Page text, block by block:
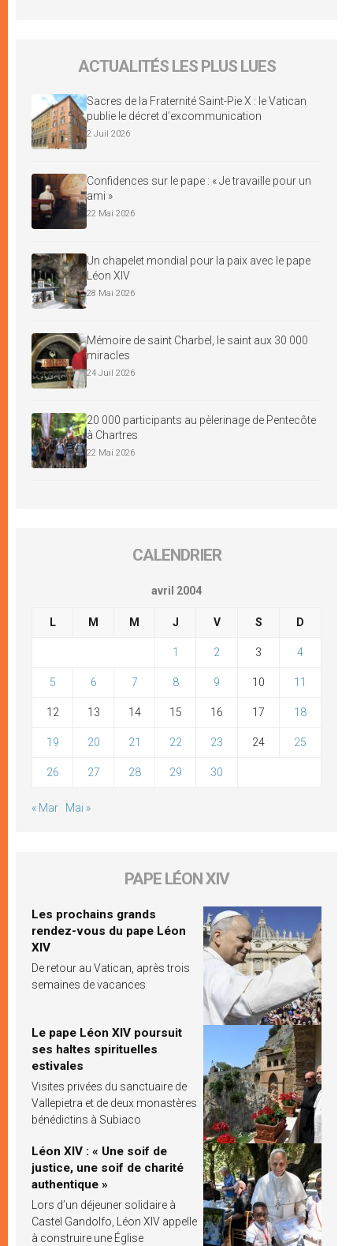
ACTUALITÉS LES PLUS LUES
Sacres de la Fraternité Saint-Pie X : le Vatican
publie le décret d’excommunication
2 Juil 2026
Confidences sur le pape : « Je travaille pour un
ami »
22 Mai 2026
Un chapelet mondial pour la paix avec le pape
Léon XIV
28 Mai 2026
Mémoire de saint Charbel, le saint aux 30 000
miracles
24 Juil 2026
20 000 participants au pèlerinage de Pentecôte
à Chartres
22 Mai 2026
CALENDRIER
avril 2004
L M M J V S D
1 2 3 4
5 6 7 8 9 10 11
12 13 14 15 16 17 18
19 20 21 22 23 24 25
26 27 28 29 30
« Mar Mai »
PAPE LÉON XIV
Les prochains grands
rendez-vous du pape Léon
XIV
De retour au Vatican, après trois
semaines de vacances
Le pape Léon XIV poursuit
ses haltes spirituelles
estivales
Visites privées du sanctuaire de
Vallepietra et de deux monastères
bénédictins à Subiaco
Léon XIV : « Une soif de
justice, une soif de charité
authentique »
Lors d’un déjeuner solidaire à
Castel Gandolfo, Léon XIV appelle
à construire une Église